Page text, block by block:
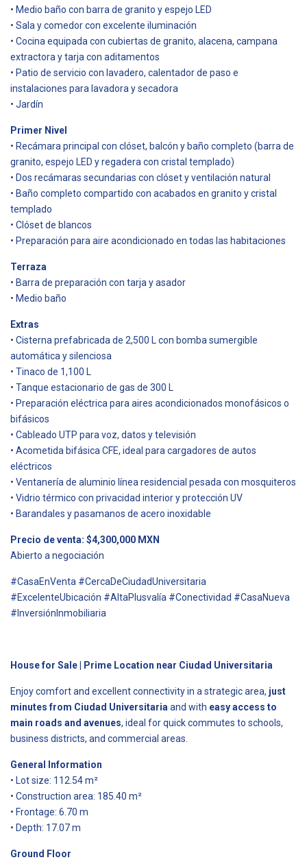
• Medio baño con barra de granito y espejo LED
• Sala y comedor con excelente iluminación
• Cocina equipada con cubiertas de granito, alacena, campana
extractora y tarja con aditamentos
• Patio de servicio con lavadero, calentador de paso e
instalaciones para lavadora y secadora
• Jardín
Primer Nivel
• Recámara principal con clóset, balcón y baño completo (barra de
granito, espejo LED y regadera con cristal templado)
• Dos recámaras secundarias con clóset y ventilación natural
• Baño completo compartido con acabados en granito y cristal
templado
• Clóset de blancos
• Preparación para aire acondicionado en todas las habitaciones
Terraza
• Barra de preparación con tarja y asador
• Medio baño
Extras
• Cisterna prefabricada de 2,500 L con bomba sumergible
automática y silenciosa
• Tinaco de 1,100 L
• Tanque estacionario de gas de 300 L
• Preparación eléctrica para aires acondicionados monofásicos o
bifásicos
• Cableado UTP para voz, datos y televisión
• Acometida bifásica CFE, ideal para cargadores de autos
eléctricos
• Ventanería de aluminio línea residencial pesada con mosquiteros
• Vidrio térmico con privacidad interior y protección UV
• Barandales y pasamanos de acero inoxidable
Precio de venta: $4,300,000 MXN
Abierto a negociación
#CasaEnVenta #CercaDeCiudadUniversitaria
#ExcelenteUbicación #AltaPlusvalía #Conectividad #CasaNueva
#InversiónInmobiliaria
House for Sale | Prime Location near Ciudad Universitaria
Enjoy comfort and excellent connectivity in a strategic area, just
minutes from Ciudad Universitaria and with easy access to
main roads and avenues, ideal for quick commutes to schools,
business districts, and commercial areas.
General Information
• Lot size: 112.54 m²
• Construction area: 185.40 m²
• Frontage: 6.70 m
• Depth: 17.07 m
Ground Floor